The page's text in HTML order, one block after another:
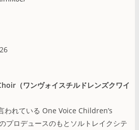
（ワンヴォイスチルドレンズクワイ
われている One Voice Childrenʼs
プロデュースのもとソルトレイクシテ